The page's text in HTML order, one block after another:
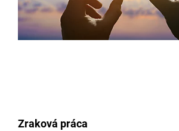
Zraková práca